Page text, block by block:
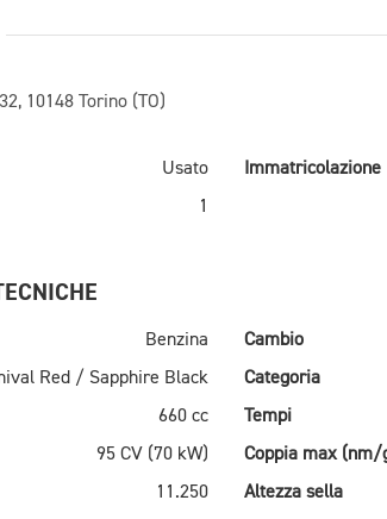
10148 Torino (TO)
Usato Immatricolazione
1
Benzina Cambio
Red / Sapphire Black Categoria
660 cc Tempi
95 CV (70 kW) Coppia max
11.250 Altezza sella